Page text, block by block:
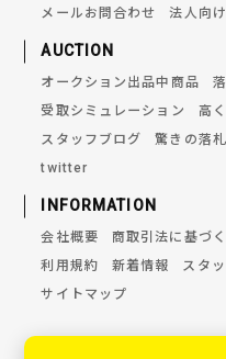
メールお問合わせ
法人向
AUCTION
オークション出品中商品
受取シミュレーション
高
スタッフブログ
驚きの落
twitter
INFORMATION
会社概要 商取引法に基づ
利用規約
新着情報 スタ
サイトマップ